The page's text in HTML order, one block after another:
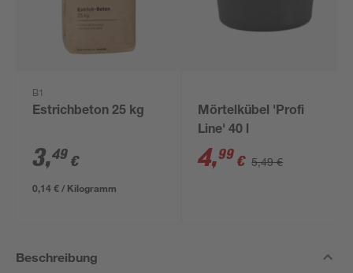
B1
Estrichbeton 25 kg
3,49 €
0,14 € / Kilogramm
Mörtelkübel 'Profi
Line' 40 l
4,99 € 5,49 €
Beschreibung